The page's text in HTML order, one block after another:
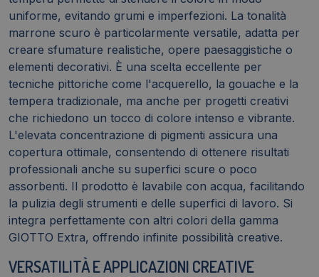
uniforme, evitando grumi e imperfezioni. La tonalità
marrone scuro è particolarmente versatile, adatta per
creare sfumature realistiche, opere paesaggistiche o
elementi decorativi. È una scelta eccellente per
tecniche pittoriche come l'acquerello, la gouache e la
tempera tradizionale, ma anche per progetti creativi
che richiedono un tocco di colore intenso e vibrante.
L'elevata concentrazione di pigmenti assicura una
copertura ottimale, consentendo di ottenere risultati
professionali anche su superfici scure o poco
assorbenti. Il prodotto è lavabile con acqua, facilitando
la pulizia degli strumenti e delle superfici di lavoro. Si
integra perfettamente con altri colori della gamma
GIOTTO Extra, offrendo infinite possibilità creative.
VERSATILITÀ E APPLICAZIONI CREATIVE